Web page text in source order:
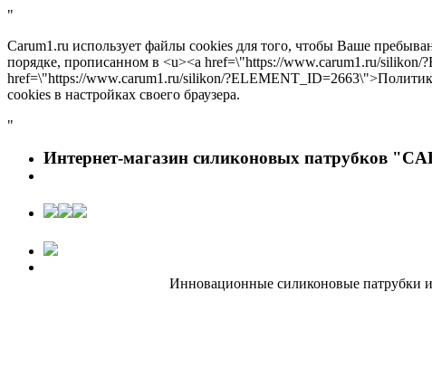
"
Carum1.ru использует файлы cookies для того, чтобы Ваше
порядке, прописанном в <u><a href=\"https://www.carum1.ru/
href=\"https://www.carum1.ru/silikon/
cookies в настройках своего браузера.
"
Интернет-магазин силиконовых патрубков
Инновационные силиконовые патрубки и